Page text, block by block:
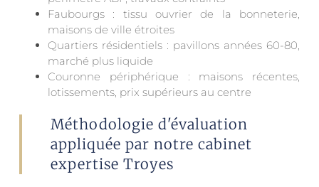
Faubourgs : tissu ouvrier de la bonneterie,
maisons de ville étroites
Quartiers résidentiels : pavillons années 60-80,
marché plus liquide
Couronne périphérique : maisons récentes,
lotissements, prix supérieurs au centre
Méthodologie d'évaluation
appliquée par notre cabinet
expertise Troyes